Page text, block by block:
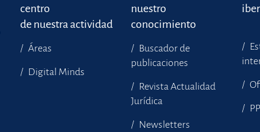
centro
de nuestra actividad
Áreas
Digital Minds
nuestro
conocimiento
Buscador de
publicaciones
Revista Actualidad
Jurídica
Newsletters